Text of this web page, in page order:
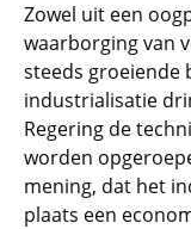
Zowel uit een
waarborging van
steeds groeiende
industrialisatie
Regering de
worden
mening, dat het
plaats een